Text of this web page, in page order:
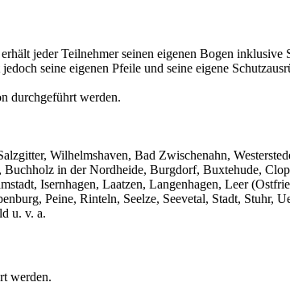
jeder Teilnehmer seinen eigenen Bogen inklusive
seine eigenen Pfeile und seine eigene
durchgeführt werden.
Wilhelmshaven, Bad Zwischenahn,
in der Nordheide, Burgdorf, Buxtehude,
Isernhagen, Laatzen, Langenhagen, Leer
Peine, Rinteln, Seelze, Seevetal, Stadt, Stuhr,
u. v. a.
werden.